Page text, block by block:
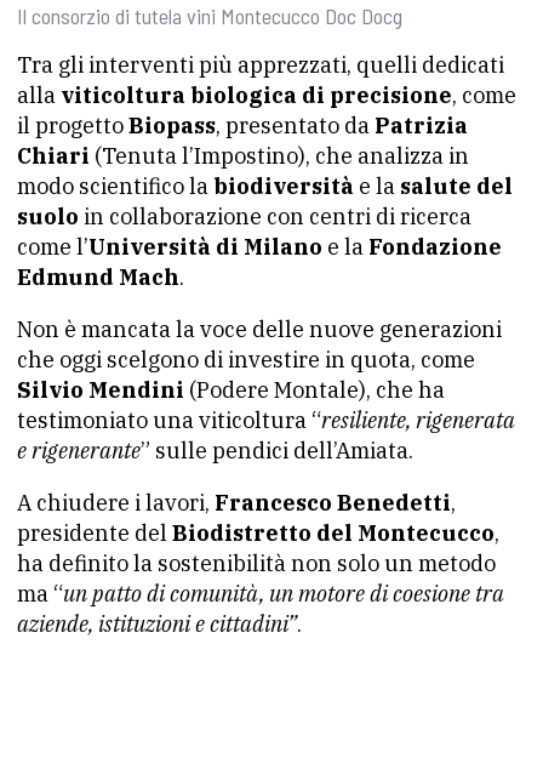
Il consorzio di tutela vini Montecucco Doc Docg
Tra gli interventi più apprezzati, quelli dedicati
alla viticoltura biologica di precisione, come
il progettoBiopass, presentato da Patrizia
Chiari (Tenuta l’Impostino), che analizza in
modo scientifico la biodiversità e la salute del
suolo in collaborazione con centri di ricerca
come l’Università di Milano e la Fondazione
Edmund Mach.
Non è mancata la voce delle nuove generazioni
che oggi scelgono di investire in quota, come
Silvio Mendini (Podere Montale), che ha
testimoniato una viticoltura “resiliente, rigenerata
e rigenerante” sulle pendici dell’Amiata.
A chiudere i lavori, Francesco Benedetti,
presidente del Biodistretto del Montecucco,
ha definito la sostenibilità non solo un metodo
ma “un patto di comunità, un motore di coesione tra
aziende, istituzioni e cittadini”.